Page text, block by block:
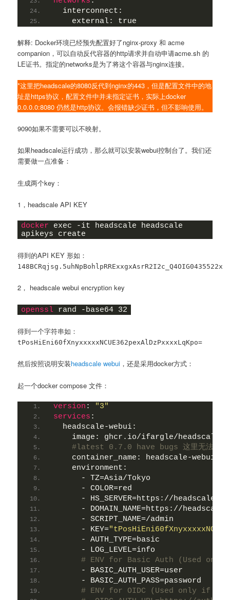
  interconnect:
    external: true
解释: Docker环境已经预先配置好了nginx-proxy 和 acme
companion，可以自动反代容器的http请求并自动申请acme.sh 的
LE证书。指定的networks是为了将这个容器与nginx连接。
*这里把headscale的8080反代到nginx的443，但是配置文件中的地
址是https协议，配置文件中并未指定证书，实际上docker
0.0.0.0:8080 仍然是http协议。会报错缺少证书，但不影响使用。
9090如果不需要可以不映射。
如果headscale运行成功，那么就可以安装webui控制台了。我们还
需要做一点准备：
生成两个key：
1，headscale API KEY
docker exec -it headscale headscale
apikeys create
得到的API KEY 形如：
148BCRqjsg.5uhNpBohlpRRExxgxAsrR2I2c_Q4OIG0435522x
2， headscale webui encryption key
openssl rand -base64 32
得到一个字符串如：
tPosHiEni60fXnyxxxxxNCUE362pexAlDzPxxxxLqKpo=
然后按照说明安装headscale webui ，还是采用docker方式：
起一个docker compose 文件：
version :
"3"
services :
  headscale-webui:
image: ghcr.io/ifargle/headscale-
#latest 0.7.0 have bugs 这里无法使用
    container_name: headscale-webui
    environment:
      - TZ=Asia/Tokyo
-
- HS_SERVER=https://
- DOMAIN_NAME=https://
-
      - KEY=
-
-
# ENV for Basic Auth (Used
-
-
# ENV for OIDC (Used only if